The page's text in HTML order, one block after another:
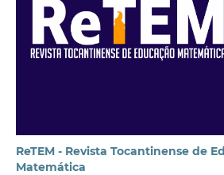
ReTEM - Revista Tocantinense de
Matemática